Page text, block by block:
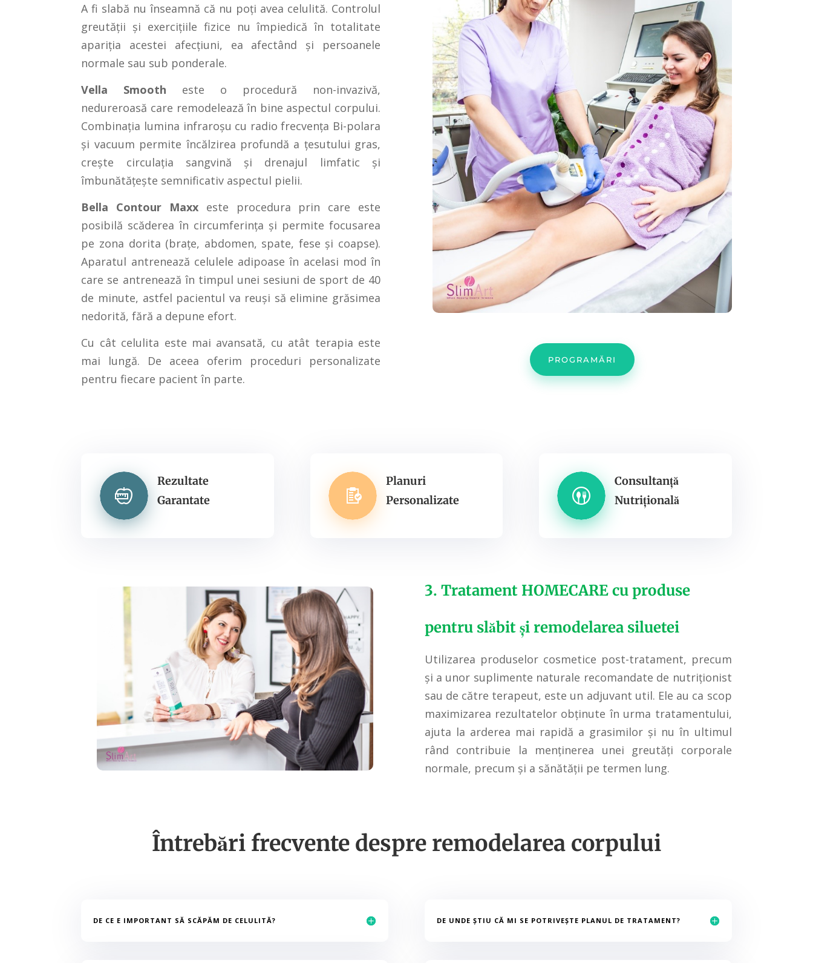
A fi slabă nu înseamnă că nu poți avea celulită. Controlul
greutății și exercițiile fizice nu împiedică în totalitate
apariția acestei afecțiuni, ea afectând și persoanele
normale sau sub ponderale.
Vella Smooth este o procedură non-invazivă,
nedureroasă care remodelează în bine aspectul corpului.
Combinația lumina infraroșu cu radio frecvența Bi-polara
și vacuum permite încălzirea profundă a țesutului gras,
crește circulația sangvină și drenajul limfatic și
îmbunătățește semnificativ aspectul pielii.
Bella Contour Maxx este procedura prin care este
posibilă scăderea în circumferința și permite focusarea
pe zona dorita (brațe, abdomen, spate, fese și coapse).
Aparatul antrenează celulele adipoase în acelasi mod în
care se antrenează în timpul unei sesiuni de sport de 40
de minute, astfel pacientul va reuși să elimine grăsimea
nedorită, fără a depune efort.
Cu cât celulita este mai avansată, cu atât terapia este
mai lungă. De aceea oferim proceduri personalizate
pentru fiecare pacient în parte.
PROGRAMĂRI
Rezultate
Garantate
Planuri
Personalizate
Consultanță
Nutrițională
3. Tratament HOMECARE cu produse
pentru slăbit și remodelarea siluetei
Utilizarea produselor cosmetice post-tratament, precum
și a unor suplimente naturale recomandate de nutriționist
sau de către terapeut, este un adjuvant util. Ele au ca scop
maximizarea rezultatelor obținute în urma tratamentului,
ajuta la arderea mai rapidă a grasimilor și nu în ultimul
rând contribuie la menținerea unei greutăți corporale
normale, precum și a sănătății pe termen lung.
Întrebări frecvente despre remodelarea corpului
DE CE E IMPORTANT SĂ SCĂPĂM DE CELULITĂ? DE UNDE ȘTIU CĂ MI SE POTRIVEȘTE PLANUL DE TRATAMENT?